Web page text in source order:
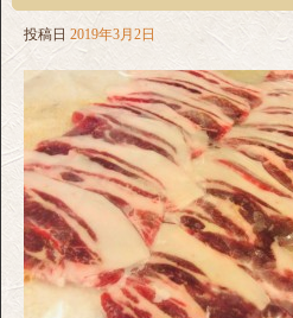
投稿日 2019年3月2日